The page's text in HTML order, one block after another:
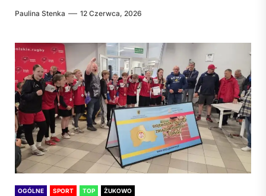
Paulina Stenka 12 Czerwca, 2026
OGÓLNE SPORT TOP ŻUKOWO